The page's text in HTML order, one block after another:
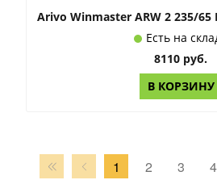
Arivo Winmaster ARW 2 235/65
Есть на
8110 руб.
В КОРЗИНУ
1 2 3 4